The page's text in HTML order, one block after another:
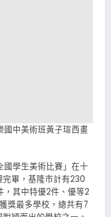
國中美術班黃子瑄西畫
國學生美術比賽」在十
畢，基隆市計有230
，其中特優2件、優等2
獎最多學校，總共有7